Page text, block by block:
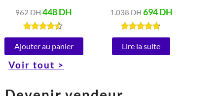
en acier Inoxydable
Peut ouvrir à 180°
(1850-2200W, 220-
240V)
962DH448DH
Note
4.40
sur 5
Ajouter au panier
Vitesses 5 Litres
(1000W)
1.038DH694DH
Note
4.67
Lire la suite
Voir tout >